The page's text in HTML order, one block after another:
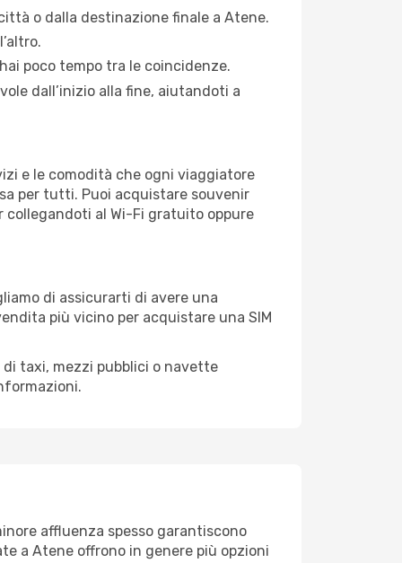
o dalla destinazione finale a Atene.
poco tempo tra le coincidenze.
dall’inizio alla fine, aiutandoti a
e le comodità che ogni viaggiatore
per tutti. Puoi acquistare souvenir
collegandoti al Wi-Fi gratuito oppure
di assicurarti di avere una
più vicino per acquistare una SIM
taxi, mezzi pubblici o navette
affluenza spesso garantiscono
a Atene offrono in genere più opzioni